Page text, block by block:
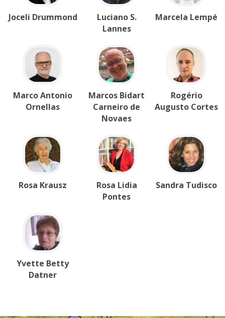
Joceli Drummond
Luciano S.
Lannes
Marcela Lempé
Marco Antonio
Ornellas
Marcos Bidart
Carneiro de
Novaes
Rogério
Augusto Cortes
Rosa Krausz
Rosa Lidia
Pontes
Sandra Tudisco
Yvette Betty
Datner